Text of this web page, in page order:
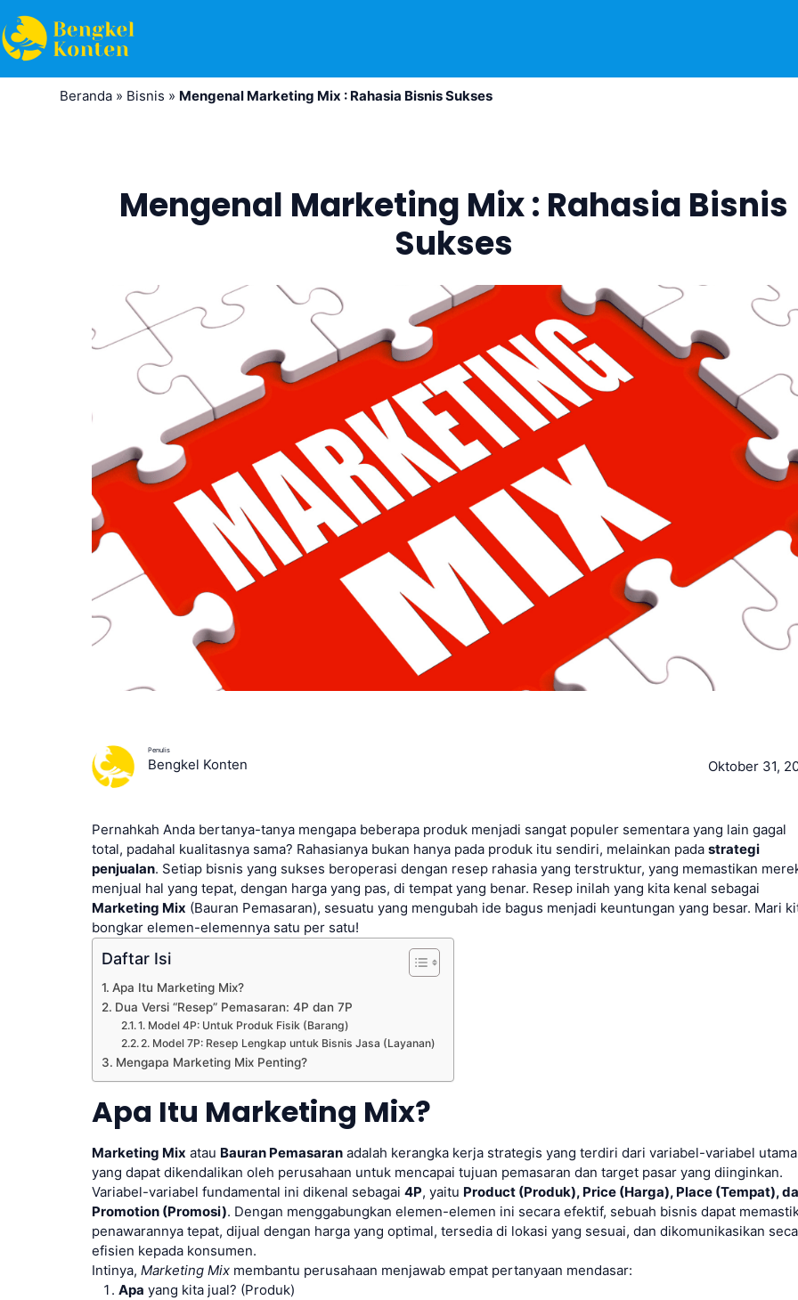
ke
konten
Beranda » Bisnis » Mengenal Marketing Mix : Rahasia Bisnis Sukses
Mengenal Marketing Mix : Rahasia Bisnis
Sukses
Penulis
Bengkel Konten Oktober 31,
Pernahkah Anda bertanya-tanya mengapa beberapa produk menjadi sangat populer sementara yang lain gagal
total, padahal kualitasnya sama? Rahasianya bukan hanya pada produk itu sendiri, melainkan padastrategi
penjualan. Setiap bisnis yang sukses beroperasi dengan resep rahasia yang terstruktur, yang memastikan
menjual hal yang tepat, dengan harga yang pas, di tempat yang benar. Resep inilah yang kita kenal sebagai
Marketing Mix (Bauran Pemasaran), sesuatu yang mengubah ide bagus menjadi keuntungan yang besar. Mari
bongkar elemen-elemennya satu per satu!
Daftar Isi
Apa Itu Marketing Mix?
Dua Versi “Resep” Pemasaran: 4P dan 7P
1. Model 4P: Untuk Produk Fisik (Barang)
2. Model 7P: Resep Lengkap untuk Bisnis Jasa (Layanan)
Mengapa Marketing Mix Penting?
Apa Itu Marketing Mix?
Marketing Mix atau Bauran Pemasaran adalah kerangka kerja strategis yang terdiri dari variabel-variabel utama
yang dapat dikendalikan oleh perusahaan untuk mencapai tujuan pemasaran dan target pasar yang diinginkan.
Variabel-variabel fundamental ini dikenal sebagai4P, yaitu Product (Produk), Price (Harga), Place (Tempat),
Promotion (Promosi). Dengan menggabungkan elemen-elemen ini secara efektif, sebuah bisnis dapat
penawarannya tepat, dijual dengan harga yang optimal, tersedia di lokasi yang sesuai, dan dikomunikasikan
efisien kepada konsumen.
Intinya,Marketing Mix membantu perusahaan menjawab empat pertanyaan mendasar:
Apa yang kita jual? (Produk)